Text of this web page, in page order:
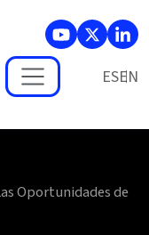
ES
Oportunidades de